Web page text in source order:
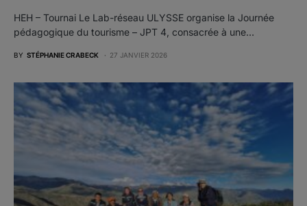
HEH – Tournai Le Lab-réseau ULYSSE organise la Journée
pédagogique du tourisme – JPT 4, consacrée à une…
BY STÉPHANIE CRABECK 27 JANVIER 2026